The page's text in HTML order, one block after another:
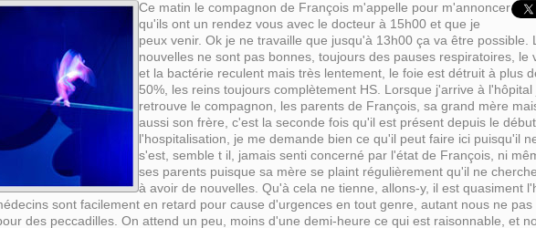
Ce matin le compagnon de François m'appelle pour m'annoncer
qu'ils ont un rendez vous avec le docteur à 15h00 et que je
peux venir. Ok je ne travaille que jusqu'à 13h00 ça va être possible.
nouvelles ne sont pas bonnes, toujours des pauses respiratoires, le
et la bactérie reculent mais très lentement, le foie est détruit à plus
50%, les reins toujours complètement HS. Lorsque j'arrive à l'hôpital
retrouve le compagnon, les parents de François, sa grand mère
aussi son frère, c'est la seconde fois qu'il est présent depuis le
l'hospitalisation, je me demande bien ce qu'il peut faire ici puisqu'il
s'est, semble t il, jamais senti concerné par l'état de François, ni
ses parents puisque sa mère se plaint régulièrement qu'il ne
à avoir de nouvelles. Qu'à cela ne tienne, allons-y, il est quasiment
sont facilement en retard pour cause d'urgences en tout genre, autant nous ne pas
des peccadilles. On attend un peu, moins d'une demi-heure ce qui est raisonnable, et